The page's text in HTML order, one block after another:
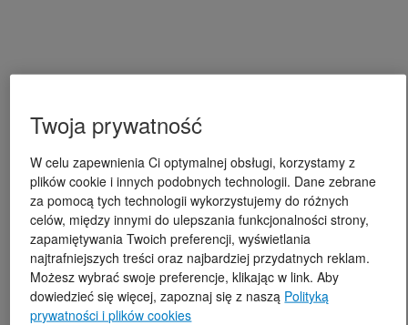
Twoja prywatność
W celu zapewnienia Ci optymalnej obsługi, korzystamy z
plików cookie i innych podobnych technologii. Dane zebrane
za pomocą tych technologii wykorzystujemy do różnych
celów, między innymi do ulepszania funkcjonalności strony,
zapamiętywania Twoich preferencji, wyświetlania
najtrafniejszych treści oraz najbardziej przydatnych reklam.
Możesz wybrać swoje preferencje, klikając w link. Aby
dowiedzieć się więcej, zapoznaj się z naszą Polityką
prywatności i plików cookies